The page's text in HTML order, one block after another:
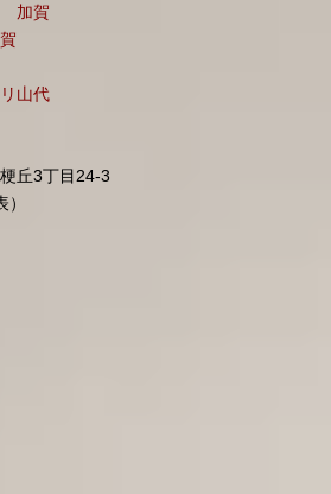
加賀
山代
丘3丁目24-3
）